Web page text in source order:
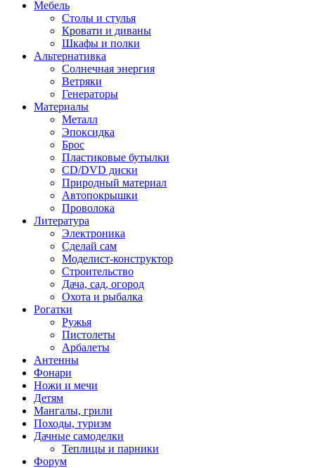
Мебель
Столы и стулья
Кровати и диваны
Шкафы и полки
Альтернативка
Солнечная энергия
Ветряки
Генераторы
Материалы
Металл
Эпоксидка
Брос
Пластиковые бутылки
CD/DVD диски
Природный материал
Автопокрышки
Проволока
Литература
Электроника
Сделай сам
Моделист-конструктор
Строительство
Дача, сад, огород
Охота и рыбалка
Рогатки
Ружья
Пистолеты
Арбалеты
Антенны
Фонари
Ножи и мечи
Детям
Мангалы, грили
Походы, туризм
Дачные самоделки
Теплицы и парники
Форум